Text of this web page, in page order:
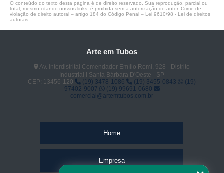
O conteúdo do texto desta página é de direito reservado. Sua reprodução, parcial ou
total, mesmo citando nossos links, é proibida sem a autorização do autor. Crime de
violação de direito autoral – artigo 184 do Código Penal – Lei 9610/98 - Lei de direitos
autorais
Arte em Tubos
Av. Interdistrital Comendador Emílio Romi, 928 - Distrito
Industrial I Santa Bárbara D'Oeste - SP
CEP: 13456-120
(19) 3478-1086 (19) 3455-0843
(19)
97402-9007
(19) 99691-0680
comercial@artemtubos.com.br
Home
Empresa